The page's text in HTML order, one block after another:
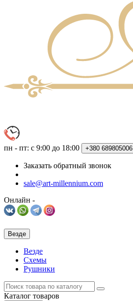
пн - пт: с 9:00 до 18:00 +380 689805006
Заказать обратный звонок
sale@art-millennium.com
Онлайн -
Везде
Везде
Схемы
Рушники
Каталог товаров